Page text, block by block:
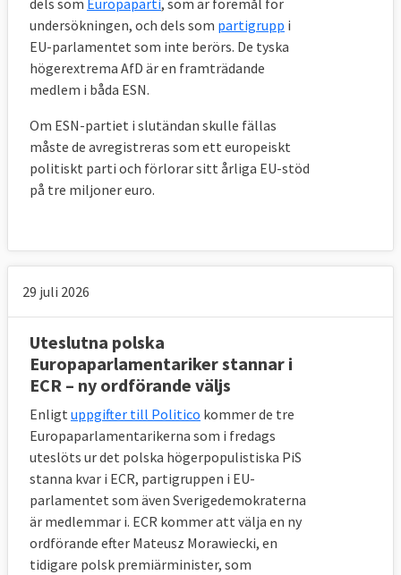
dels som Europaparti, som är föremål för
undersökningen, och dels som partigrupp i
EU-parlamentet som inte berörs. De tyska
högerextrema AfD är en framträdande
medlem i båda ESN.
Om ESN-partiet i slutändan skulle fällas
måste de avregistreras som ett europeiskt
politiskt parti och förlorar sitt årliga EU-stöd
på tre miljoner euro.
29 juli 2026
Uteslutna polska
Europaparlamentariker stannar i
ECR – ny ordförande väljs
Enligt uppgifter till Politico kommer de tre
Europaparlamentarikerna som i fredags
uteslöts ur det polska högerpopulistiska PiS
stanna kvar i ECR, partigruppen i EU-
parlamentet som även Sverigedemokraterna
är medlemmar i. ECR kommer att välja en ny
ordförande efter Mateusz Morawiecki, en
tidigare polsk premiärminister, som